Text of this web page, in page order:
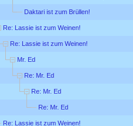
Daktari ist zum Brüllen!
Re: Lassie ist zum Weinen!
Re: Lassie ist zum Weinen!
Mr. Ed
Re: Mr. Ed
Re: Mr. Ed
Re: Mr. Ed
Re: Lassie ist zum Weinen!